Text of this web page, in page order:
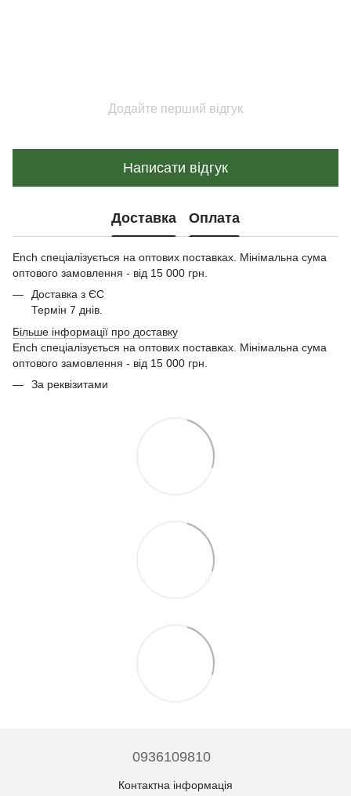
Додайте перший відгук
Написати відгук
Доставка Оплата
Ench спеціалізується на оптових поставках. Мінімальна сума
оптового замовлення - від 15 000 грн.
Доставка з ЄС
Термін 7 днів.
Більше інформації про доставку
Ench спеціалізується на оптових поставках. Мінімальна сума
оптового замовлення - від 15 000 грн.
За реквізитами
0936109810
Контактна інформація